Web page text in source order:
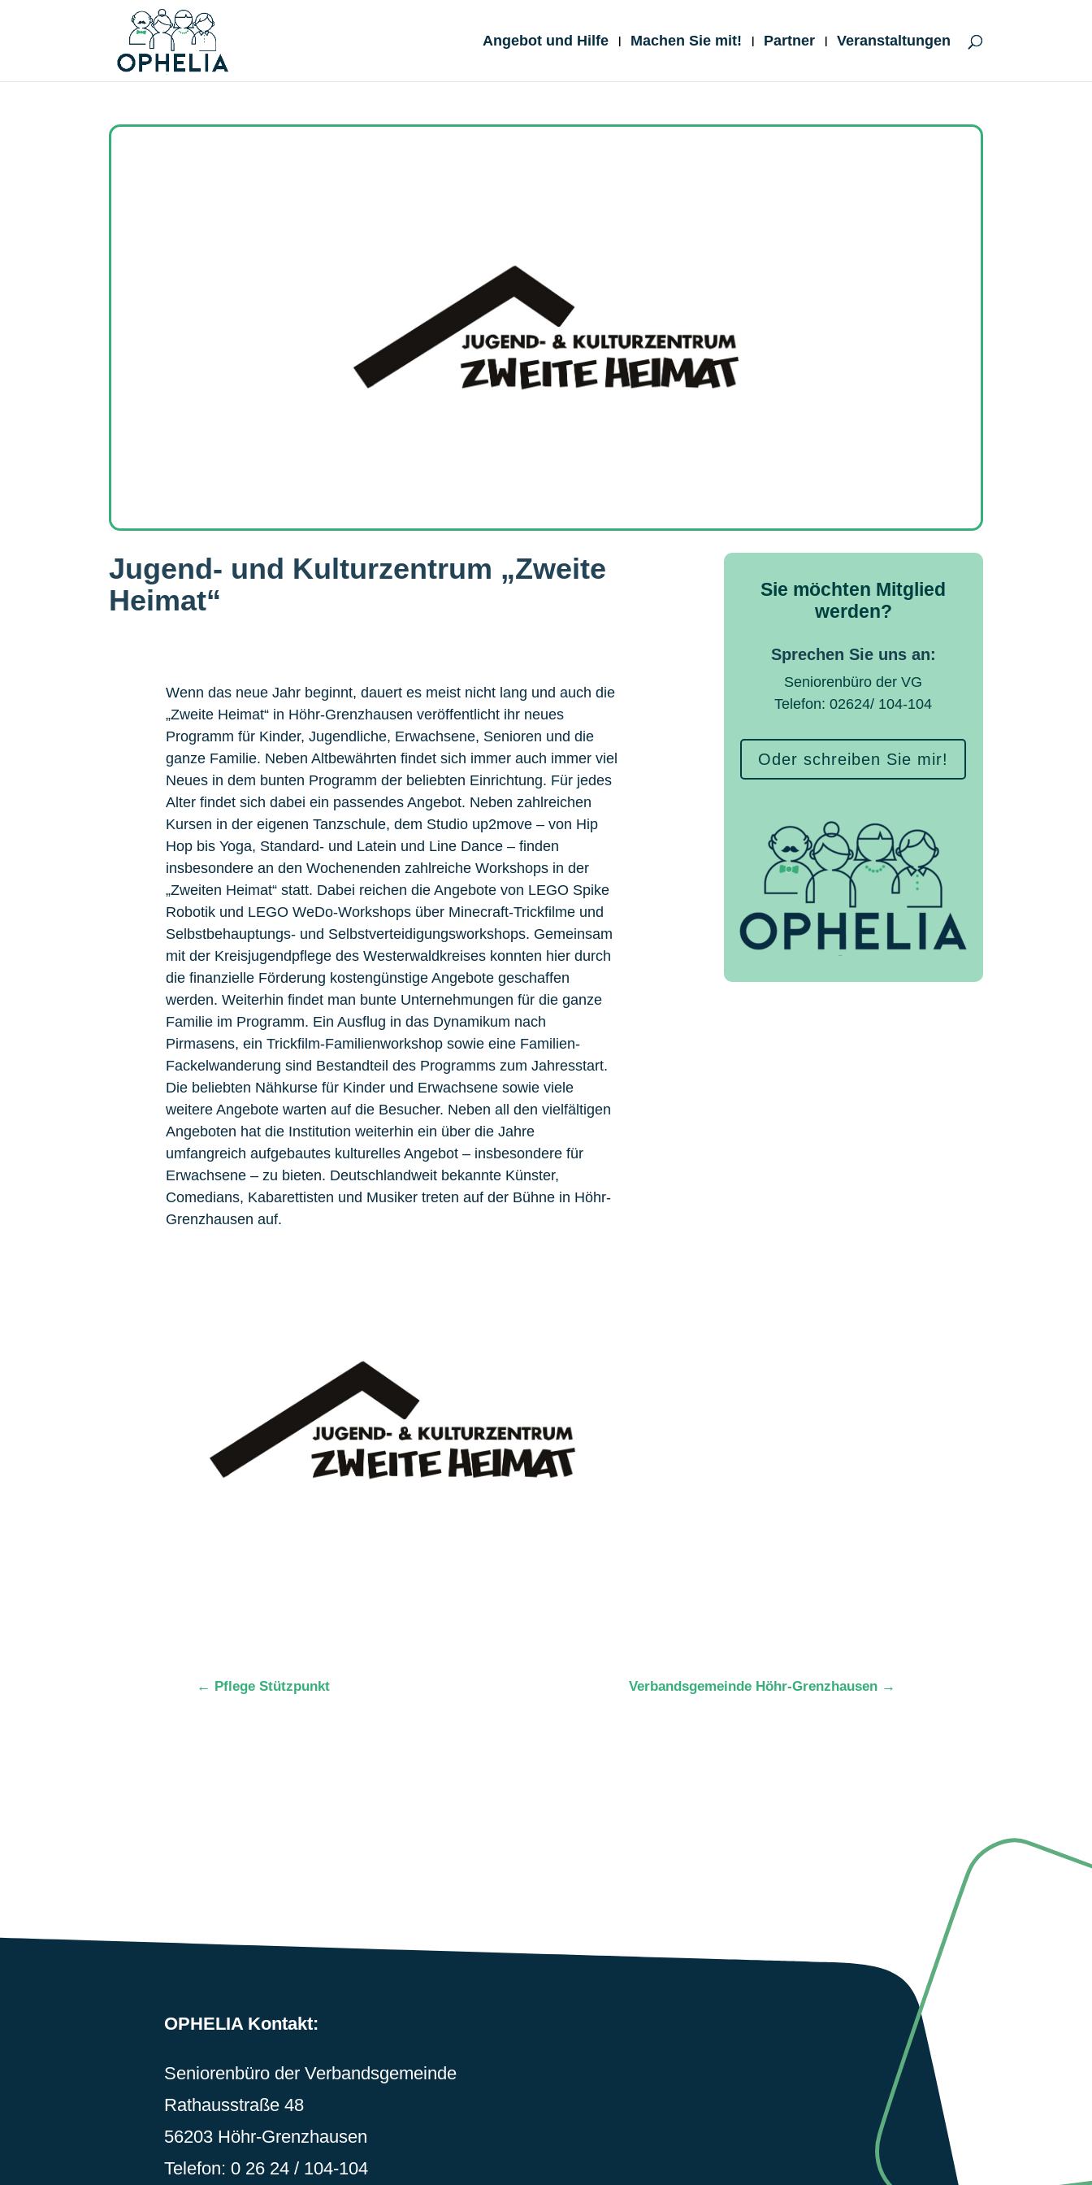
Angebot und Hilfe Machen Sie mit! Partner Veranstaltungen
Jugend- und Kulturzentrum „Zweite
Heimat“
Wenn das neue Jahr beginnt, dauert es meist nicht lang und auch die
„Zweite Heimat“ in Höhr-Grenzhausen veröffentlicht ihr neues
Programm für Kinder, Jugendliche, Erwachsene, Senioren und die
ganze Familie. Neben Altbewährten findet sich immer auch immer viel
Neues in dem bunten Programm der beliebten Einrichtung. Für jedes
Alter findet sich dabei ein passendes Angebot. Neben zahlreichen
Kursen in der eigenen Tanzschule, dem Studio up2move – von Hip
Hop bis Yoga, Standard- und Latein und Line Dance – finden
insbesondere an den Wochenenden zahlreiche Workshops in der
„Zweiten Heimat“ statt. Dabei reichen die Angebote von LEGO Spike
Robotik und LEGO WeDo-Workshops über Minecraft-Trickfilme und
Selbstbehauptungs- und Selbstverteidigungsworkshops. Gemeinsam
mit der Kreisjugendpflege des Westerwaldkreises konnten hier durch
die finanzielle Förderung kostengünstige Angebote geschaffen
werden. Weiterhin findet man bunte Unternehmungen für die ganze
Familie im Programm. Ein Ausflug in das Dynamikum nach
Pirmasens, ein Trickfilm-Familienworkshop sowie eine Familien-
Fackelwanderung sind Bestandteil des Programms zum Jahresstart.
Die beliebten Nähkurse für Kinder und Erwachsene sowie viele
weitere Angebote warten auf die Besucher. Neben all den vielfältigen
Angeboten hat die Institution weiterhin ein über die Jahre
umfangreich aufgebautes kulturelles Angebot – insbesondere für
Erwachsene – zu bieten. Deutschlandweit bekannte Künster,
Comedians, Kabarettisten und Musiker treten auf der Bühne in Höhr-
Grenzhausen auf.
Sie möchten Mitglied
werden?
Sprechen Sie uns an:
Seniorenbüro der VG
Telefon: 02624/ 104-104
Oder schreiben Sie mir!
← Pflege Stützpunkt Verbandsgemeinde Höhr-Grenzhausen →
OPHELIA Kontakt:
Seniorenbüro der Verbandsgemeinde
Rathausstraße 48
56203 Höhr-Grenzhausen
Telefon: 0 26 24 / 104-104